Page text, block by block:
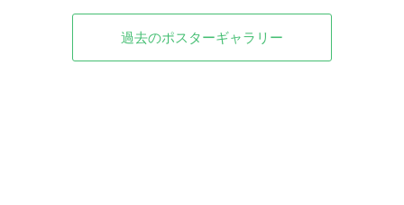
過去のポスターギャラリー